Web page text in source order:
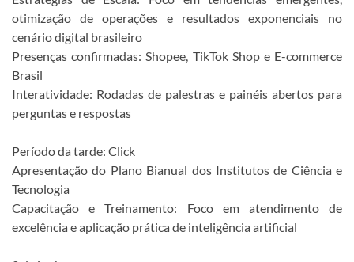
otimização de operações e resultados exponenciais no
cenário digital brasileiro
Presenças confirmadas: Shopee, TikTok Shop e E-commerce
Brasil
Interatividade: Rodadas de palestras e painéis abertos para
perguntas e respostas
Período da tarde: Click
Apresentação do Plano Bianual dos Institutos de Ciência e
Tecnologia
Capacitação e Treinamento: Foco em atendimento de
excelência e aplicação prática de inteligência artificial